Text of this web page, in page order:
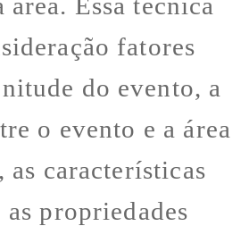
fatores
do evento, a
o evento e a área
as características
propriedades